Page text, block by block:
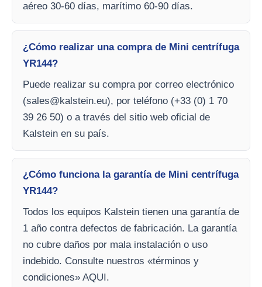
aéreo 30-60 días, marítimo 60-90 días.
¿Cómo realizar una compra de Mini centrífuga
YR144?
Puede realizar su compra por correo electrónico
(sales@kalstein.eu), por teléfono (+33 (0) 1 70
39 26 50) o a través del sitio web oficial de
Kalstein en su país.
¿Cómo funciona la garantía de Mini centrífuga
YR144?
Todos los equipos Kalstein tienen una garantía de
1 año contra defectos de fabricación. La garantía
no cubre daños por mala instalación o uso
indebido. Consulte nuestros «términos y
condiciones» AQUI.